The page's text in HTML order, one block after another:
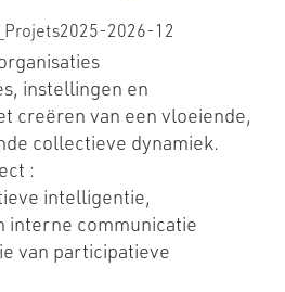
instellingen en
creëren van een vloeiende,
collectieve dynamiek.
:
intelligentie,
interne communicatie
van participatieve